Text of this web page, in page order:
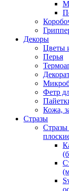
Декоры
Цветы
Перья
Фетр
Кожа,
Стразы